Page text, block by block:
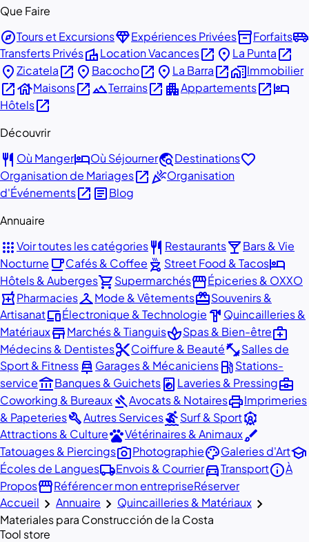
Que Faire
exploreTours et ExcursionsdiamondExpériences Privéesinventory_2Forfaitsairport_shuttle
Transferts PrivésvillaLocation Vacancesopen_in_new place La Puntaopen_in_new
placeZicatelaopen_in_new place Bacochoopen_in_new place La Barraopen_in_newhome_workImmobilier
open_in_newhouseMaisonsopen_in_newlandscapeTerrainsopen_in_new apartmentAppartementsopen_in_newhotel
Hôtelsopen_in_new
Découvrir
restaurant Où MangerhotelOù Séjournertravel_exploreDestinationsfavorite
Organisation de Mariagesopen_in_newcelebrationOrganisation
d'Événementsopen_in_new articleBlog
Annuaire
appsVoir toutes les catégoriesrestaurant Restaurantslocal_barBars & Vie
Nocturne local_cafeCafés & Coffee outdoor_grill Street Food & Tacoshotel
Hôtels & Aubergesshopping_cartSupermarchésstorefrontÉpiceries & OXXO
local_pharmacyPharmaciescheckroomMode & VêtementsredeemSouvenirs &
ArtisanatdevicesÉlectronique & Technologie hardware Quincailleries &
MatériauxstoreMarchés & TianguisspaSpas & Bien-êtremedical_services
Médecins & Dentistescontent_cutCoiffure & Beautéfitness_centerSalles de
Sport & Fitnesscar_repair Garages & Mécanicienslocal_gas_stationStations-
serviceaccount_balanceBanques & Guichetslocal_laundry_service Laveries & Pressingbusiness_center
Coworking & BureauxgavelAvocats & NotairesprintImprimeries
& PapeteriesbuildAutres ServicessurfingSurf & Sportattractions
Attractions & CulturepetsVétérinaires & Animauxbrush
Tatouages & Piercingsphoto_cameraPhotographiepaletteGaleries d'Artschool
Écoles de Langueslocal_shippingEnvois & Courrierdirections_carTransportinfoÀ
ProposstorefrontRéférencer mon entrepriseRéserver
Accueil chevron_right Annuaire chevron_right Quincailleries & Matériaux chevron_right
Materiales para Construcción de la Costa
Tool store